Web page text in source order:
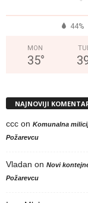
44%
MON
35°
NAJNOVIJI
ccc on Komunalna
Požarevcu
Vladan on Novi
Požarevcu